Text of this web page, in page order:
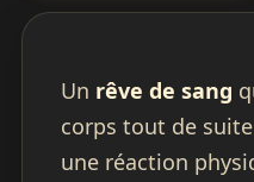
Un rêve de sang
corps tout de
une réaction